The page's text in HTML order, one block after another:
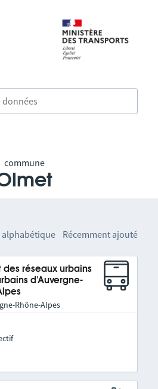
commune
alphabétique Récemment ajouté
des réseaux urbains
d'Auvergne-
Rhône-Alpes